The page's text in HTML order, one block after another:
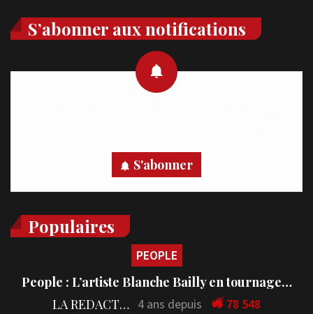
S’abonner aux notifications
S'abonner
Populaires
PEOPLE
People : L’artiste Blanche Bailly en tournage…
LA REDACTION 4 ans depuis 78 548